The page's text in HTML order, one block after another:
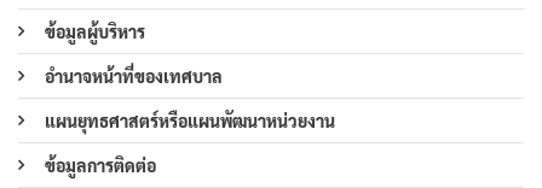
ข้อมูลผู้บริหาร
อำนาจหน้าที่ของเทศบาล
แผนยุทธศาสตร์หรือแผนพัฒนาหน่วยงาน
ข้อมูลการติดต่อ